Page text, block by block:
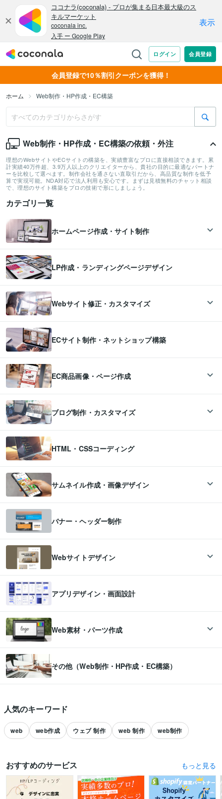
会員登録で10％割引クーポンを獲得！
ホーム Web制作・HP作成・EC構築
Web制作・HP作成・EC構築の依頼・外注
理想のWebサイトやECサイトの構築を、実績豊富なプロに直接相談できます。累
計実績40万件超、3.9万人以上のクリエイターから、貴社の目的に最適なパートナ
ーを比較して選べます。制作会社を通さない直取引だから、高品質な制作を低予
算で実現可能。NDA対応で法人利用も安心です。まずは見積無料のチャット相談
で、理想のサイト構築をプロの技術で形にしましょう。
カテゴリ一覧
ホームページ作成・サイト制作
LP作成・ランディングページデザイン
Webサイト修正・カスタマイズ
ECサイト制作・ネットショップ構築
EC商品画像・ページ作成
ブログ制作・カスタマイズ
HTML・CSSコーディング
サムネイル作成・画像デザイン
バナー・ヘッダー制作
Webサイトデザイン
アプリデザイン・画面設計
Web素材・パーツ作成
その他（Web制作・HP作成・EC構築）
人気のキーワード
web web作成 ウェブ 制作 web 制作 web制作
おすすめのサービス おすすめのサービスをもっと見る